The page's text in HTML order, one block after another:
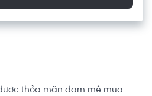
thỏa mãn đam mê mua